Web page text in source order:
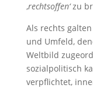
‚rechtsoffen‘zu
Als rechts
und Umfeld,
Weltbild
sozialpolitisch
verpflichtet,